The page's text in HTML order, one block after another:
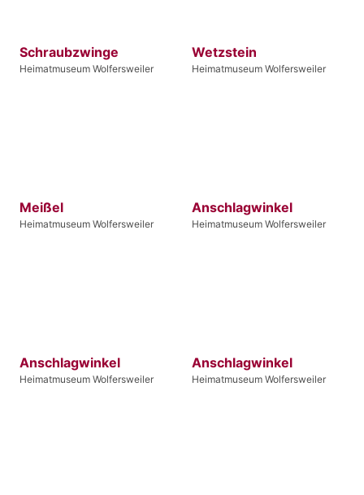
Schraubzwinge
Heimatmuseum Wolfersweiler
Wetzstein
Heimatmuseum Wolfersweiler
Meißel
Heimatmuseum Wolfersweiler
Anschlagwinkel
Heimatmuseum Wolfersweiler
Anschlagwinkel
Heimatmuseum Wolfersweiler
Anschlagwinkel
Heimatmuseum Wolfersweiler